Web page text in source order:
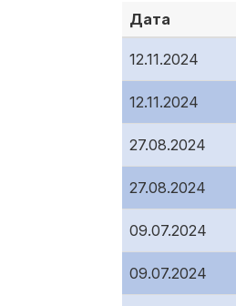
Дата
12.11.2024
12.11.2024
27.08.2024
27.08.2024
09.07.2024
09.07.2024